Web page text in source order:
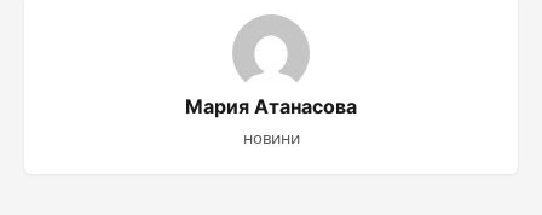
Мария Атанасова
новини